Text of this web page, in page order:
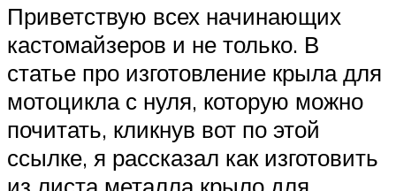
Приветствую всех начинающих
кастомайзеров и не только. В
статье про изготовление крыла для
мотоцикла с нуля, которую можно
почитать, кликнув вот по этой
ссылке, я рассказал как изготовить